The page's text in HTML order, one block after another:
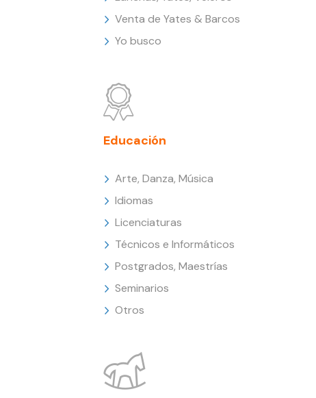
Venta de Yates & Barcos
Yo busco
Educación
Arte, Danza, Música
Idiomas
Licenciaturas
Técnicos e Informáticos
Postgrados, Maestrías
Seminarios
Otros